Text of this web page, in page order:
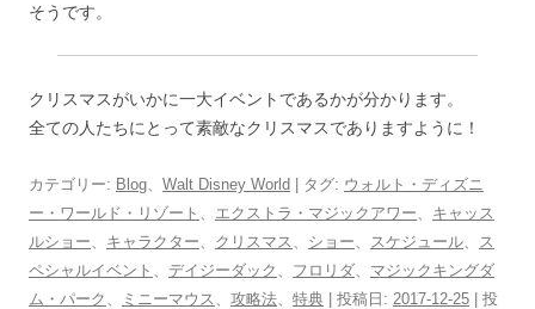
そうです。
クリスマスがいかに一大イベントであるかが分かります。
全ての人たちにとって素敵なクリスマスでありますように！
カテゴリー: Blog Walt Disney World | タグ: ウォルト・ディズニ
ー・ワールド・リゾート
エクストラ・マジックアワー
キャッス
ルショー
キャラクター クリスマス ショー スケジュール
ス
ペシャルイベント
デイジーダック フロリダ
マジックキングダ
ム・パーク
ミニーマウス 攻略法 特典 | 投稿日: 2017-12-25 | 投